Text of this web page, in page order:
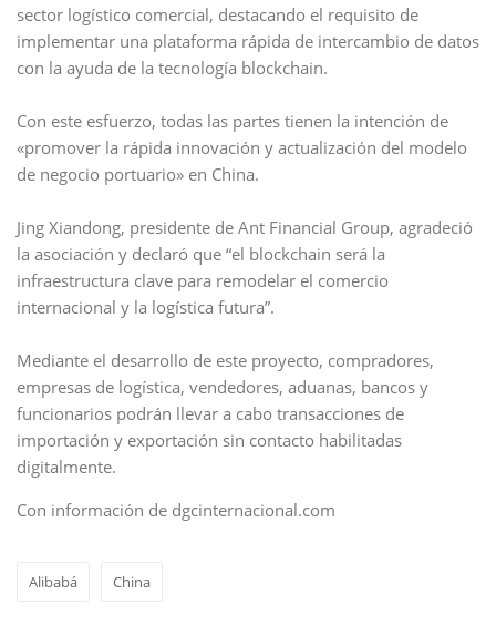
sector logístico comercial, destacando el requisito de
implementar una plataforma rápida de intercambio de datos
con la ayuda de la tecnología blockchain.
Con este esfuerzo, todas las partes tienen la intención de
«promover la rápida innovación y actualización del modelo
de negocio portuario» en China.
Jing Xiandong, presidente de Ant Financial Group, agradeció
la asociación y declaró que “el blockchain será la
infraestructura clave para remodelar el comercio
internacional y la logística futura”.
Mediante el desarrollo de este proyecto, compradores,
empresas de logística, vendedores, aduanas, bancos y
funcionarios podrán llevar a cabo transacciones de
importación y exportación sin contacto habilitadas
digitalmente.
Con información de dgcinternacional.com
Alibabá China